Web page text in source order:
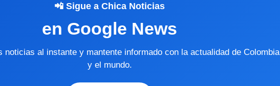
📲 Sigue a Chica Noticias
en Google News
noticias al instante y mantente informado con la actualidad de Colombia
y el mundo.